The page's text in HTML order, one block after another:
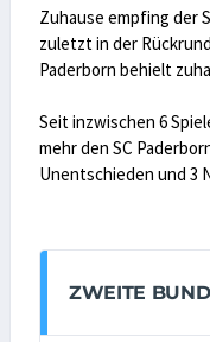
Zuhause empfing der
zuletzt in der
Paderborn behielt
Seit inzwischen 6
mehr den SC
Unentschieden und 3
ZWEITE